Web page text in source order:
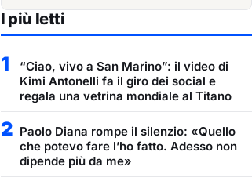
I più letti
1
“Ciao, vivo a San Marino”: il video di
Kimi Antonelli fa il giro dei social e
regala una vetrina mondiale al Titano
2 Paolo Diana rompe il silenzio: «Quello
che potevo fare l’ho fatto. Adesso non
dipende più da me»